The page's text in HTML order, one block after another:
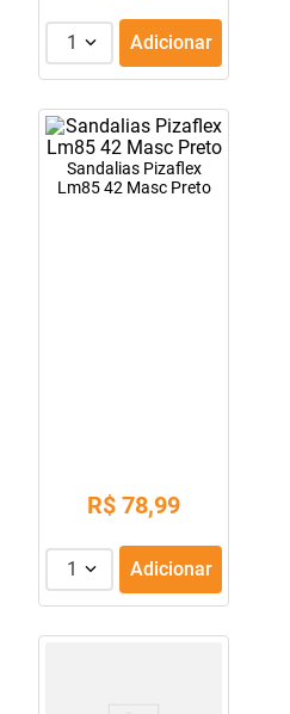
1 Adicionar
Sandalias Pizaflex
Lm85 42 Masc Preto
R$ 78,99
1 Adicionar